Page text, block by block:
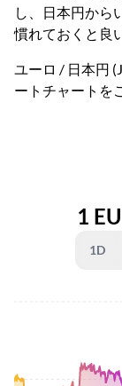
し、日本円から
慣れておくと良
ユーロ / 日本円
ートチャートを
1
1D